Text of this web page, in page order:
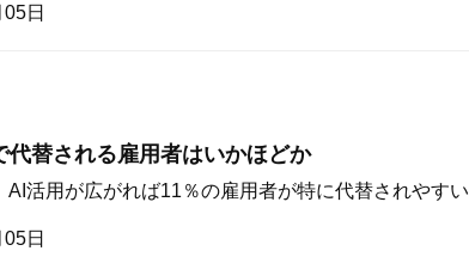
日
代替される雇用者はいかほどか
AI活用が広がれば11％の雇用者が特に代替されやすい
日